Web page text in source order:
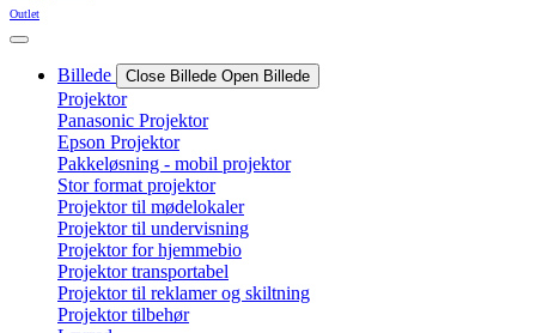
Outlet
Billede Close Billede Open Billede
Projektor
Panasonic Projektor
Epson Projektor
Pakkeløsning - mobil projektor
Stor format projektor
Projektor til mødelokaler
Projektor til undervisning
Projektor for hjemmebio
Projektor transportabel
Projektor til reklamer og skiltning
Projektor tilbehør